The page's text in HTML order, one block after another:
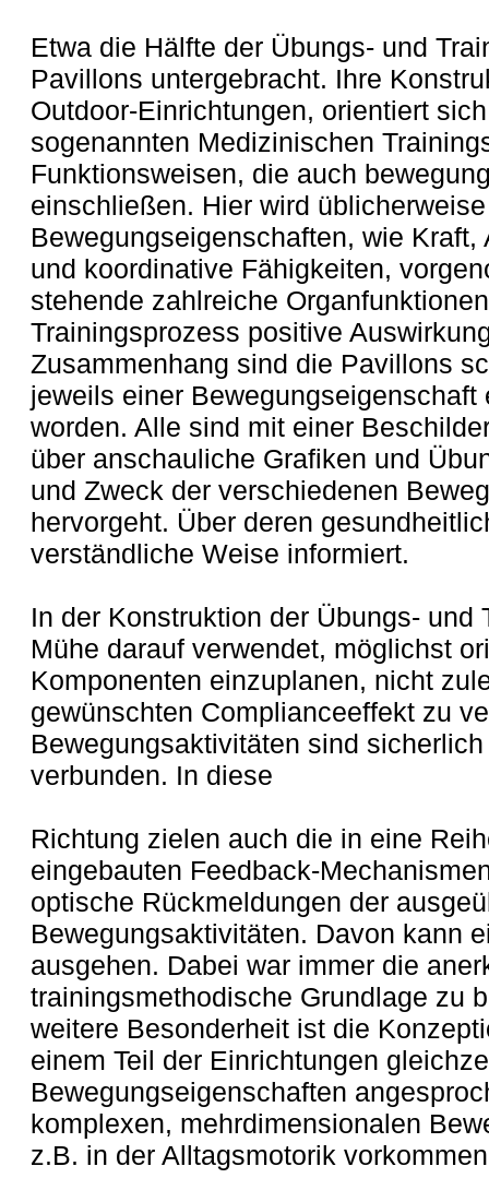
Etwa die Hälfte der Übungs- und
Pavillons untergebracht. Ihre
Outdoor-Einrichtungen, orientiert
sogenannten Medizinischen
Funktionsweisen, die auch
einschließen. Hier wird
Bewegungseigenschaften, wie
und koordinative Fähigkeiten,
stehende zahlreiche
Trainingsprozess positive
Zusammenhang sind die Pavillons
jeweils einer
worden. Alle sind mit einer
über anschauliche Grafiken und
und Zweck der verschiedenen
hervorgeht. Über deren
verständliche Weise informiert.
In der Konstruktion der Übungs- und
Mühe darauf verwendet, möglichst
Komponenten einzuplanen, nicht
gewünschten Complianceeffekt zu
Bewegungsaktivitäten sind
verbunden. In diese
Richtung zielen auch die in eine
eingebauten Feedback-
optische Rückmeldungen der
Bewegungsaktivitäten. Davon kann
ausgehen. Dabei war immer die
trainingsmethodische Grundlage zu
weitere Besonderheit ist die
einem Teil der Einrichtungen
Bewegungseigenschaften
komplexen, mehrdimensionalen
z.B. in der Alltagsmotorik